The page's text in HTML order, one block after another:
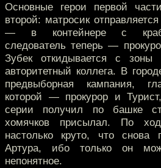
Основные герои первой
второй: матросик
— в контейнере с
следователь теперь —
Зубек откидывается с
авторитетный коллега. В
предвыборная кампания,
которой — прокурор и
серии получил по башке
хомячков присылал. По
настолько круто, что снова
Артура, ибо только он
непонятное.